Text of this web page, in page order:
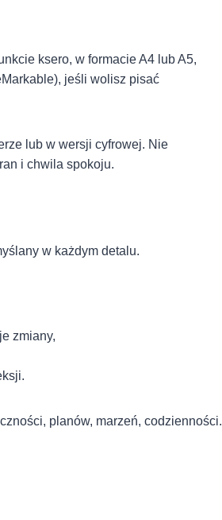
ksero, w formacie A4 lub A5,
jeśli wolisz pisać
lub w wersji cyfrowej. Nie
i chwila spokoju.
w każdym detalu.
zmiany,
planów, marzeń, codzienności.